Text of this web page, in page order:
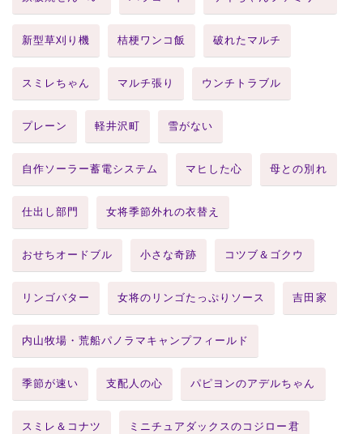
新型草刈り機 桔梗ワンコ飯 破れたマルチ
スミレちゃん マルチ張り ウンチトラブル
プレーン 軽井沢町 雪がない
自作ソーラー蓄電システム マヒした心 母との別れ
仕出し部門 女将季節外れの衣替え
おせちオードブル 小さな奇跡 コツブ＆ゴクウ
リンゴバター 女将のリンゴたっぷりソース 吉田家
内山牧場・荒船パノラマキャンプフィールド
季節が速い 支配人の心 パピヨンのアデルちゃん
スミレ＆コナツ ミニチュアダックスのコジロー君